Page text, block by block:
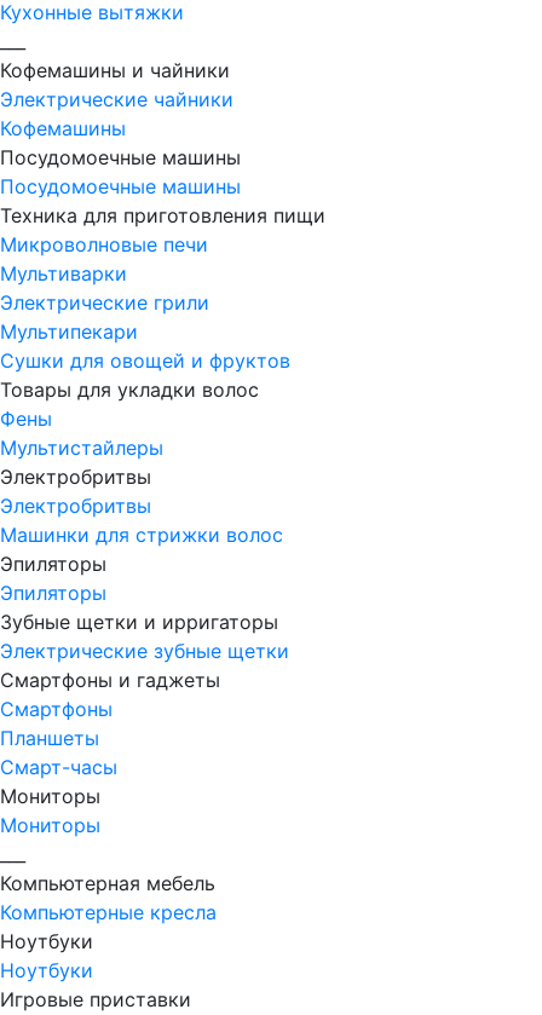
Кухонные вытяжки
Кофемашины и чайники
Электрические чайники
Кофемашины
Посудомоечные машины
Посудомоечные машины
Техника для приготовления пищи
Микроволновые печи
Мультиварки
Электрические грили
Мультипекари
Сушки для овощей и фруктов
Товары для укладки волос
Фены
Мультистайлеры
Электробритвы
Электробритвы
Машинки для стрижки волос
Эпиляторы
Эпиляторы
Зубные щетки и ирригаторы
Электрические зубные щетки
Смартфоны и гаджеты
Смартфоны
Планшеты
Смарт-часы
Мониторы
Мониторы
Компьютерная мебель
Компьютерные кресла
Ноутбуки
Ноутбуки
Игровые приставки